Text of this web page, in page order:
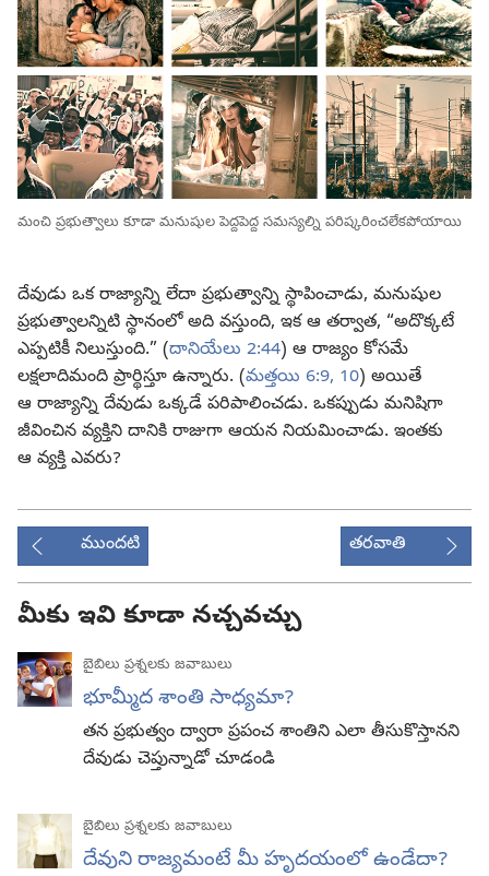
మంచి ప్రభుత్వాలు కూడా మనుషుల పెద్దపెద్ద సమస్యల్ని పరిష్కరించలేకపోయాయి
దేవుడు ఒక రాజ్యాన్ని లేదా ప్రభుత్వాన్ని స్థాపించాడు, మనుషుల
ప్రభుత్వాలన్నిటి స్థానంలో అది వస్తుంది, ఇక ఆ తర్వాత, “అదొక్కటే
ఎప్పటికీ నిలుస్తుంది.” (దానియేలు 2:44) ఆ రాజ్యం కోసమే
లక్షలాదిమంది ప్రార్థిస్తూ ఉన్నారు. (మత్తయి 6:9, 10) అయితే
ఆ రాజ్యాన్ని దేవుడు ఒక్కడే పరిపాలించడు. ఒకప్పుడు మనిషిగా
జీవించిన వ్యక్తిని దానికి రాజుగా ఆయన నియమించాడు. ఇంతకు
ఆ వ్యక్తి ఎవరు?
ముందటి తరవాతి
మీకు ఇవి కూడా నచ్చవచ్చు
బైబిలు ప్రశ్నలకు జవాబులు
భూమ్మీద శాంతి సాధ్యమా?
తన ప్రభుత్వం ద్వారా ప్రపంచ శాంతిని ఎలా తీసుకొస్తానని
దేవుడు చెప్తున్నాడో చూడండి
బైబిలు ప్రశ్నలకు జవాబులు
దేవుని రాజ్యమంటే మీ హృదయంలో ఉండేదా?